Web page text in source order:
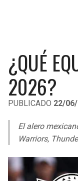
¿QUÉ
2026?
PUBLICADO 22/
El alero
Warriors,